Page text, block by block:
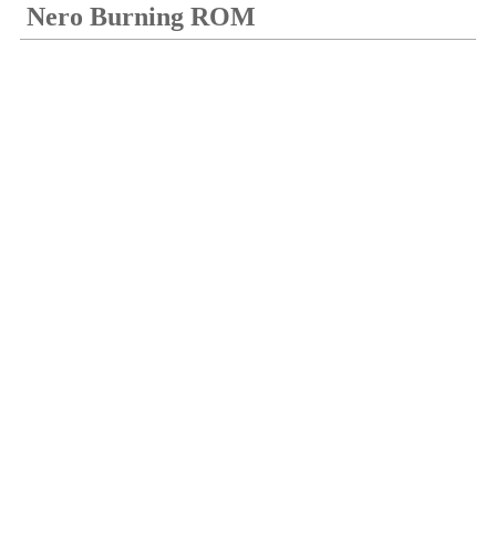
Nero Burning ROM